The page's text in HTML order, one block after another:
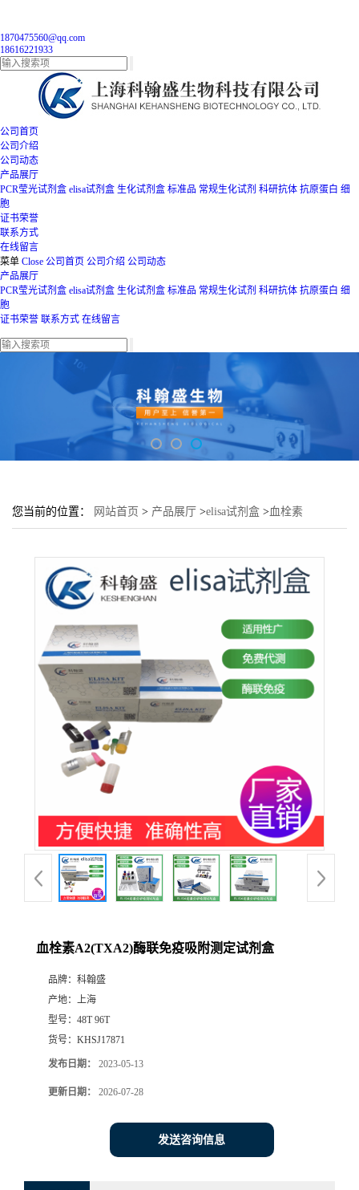
1870475560@qq.com
18616221933
公司首页
公司介绍
公司动态
产品展厅
PCR莹光试剂盒 elisa试剂盒 生化试剂盒 标准品 常规生化试剂 科研抗体 抗原蛋白 细
胞
证书荣誉
联系方式
在线留言
菜单 Close 公司首页 公司介绍 公司动态
产品展厅
PCR莹光试剂盒 elisa试剂盒 生化试剂盒 标准品 常规生化试剂 科研抗体 抗原蛋白 细
胞
证书荣誉 联系方式 在线留言
您当前的位置： 网站首页 > 产品展厅 >elisa试剂盒 >血栓素
血栓素A2(TXA2)酶联免疫吸附测定试剂盒
品牌： 科翰盛
产地： 上海
型号： 48T 96T
货号： KHSJ17871
发布日期： 2023-05-13
更新日期： 2026-07-28
发送咨询信息